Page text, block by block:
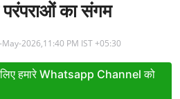
परंपराओं का संगम
May-2026,11:40 PM IST +05:30
हमारे Whatsapp Channel को